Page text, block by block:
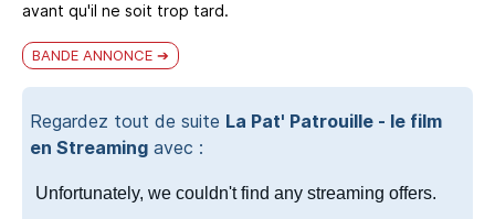
avant qu'il ne soit trop tard.
BANDE ANNONCE
Regardez tout de suite La Pat' Patrouille - le film
en Streaming avec :